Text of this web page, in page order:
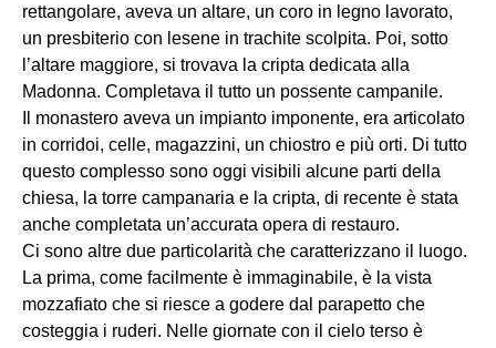
rettangolare, aveva un altare, un coro in legno lavorato,
un presbiterio con lesene in trachite scolpita. Poi, sotto
l’altare maggiore, si trovava la cripta dedicata alla
Madonna. Completava il tutto un possente campanile.
Il monastero aveva un impianto imponente, era articolato
in corridoi, celle, magazzini, un chiostro e più orti. Di tutto
questo complesso sono oggi visibili alcune parti della
chiesa, la torre campanaria e la cripta, di recente è stata
anche completata un’accurata opera di restauro.
Ci sono altre due particolarità che caratterizzano il luogo.
La prima, come facilmente è immaginabile, è la vista
mozzafiato che si riesce a godere dal parapetto che
costeggia i ruderi. Nelle giornate con il cielo terso è